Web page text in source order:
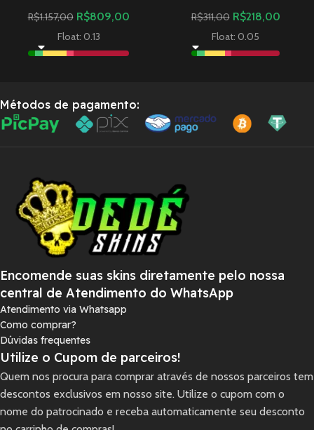
R$1.157,00 R$809,00
Float: 0.13
R$311,00 R$218,00
Float: 0.05
Métodos de pagamento:
Encomende suas skins diretamente pelo nossa
central de Atendimento do WhatsApp
Atendimento via Whatsapp
Como comprar?
Dúvidas frequentes
Utilize o Cupom de parceiros!
Quem nos procura para comprar através de nossos parceiros tem
descontos exclusivos em nosso site. Utilize o cupom com o
nome do patrocinado e receba automaticamente seu desconto